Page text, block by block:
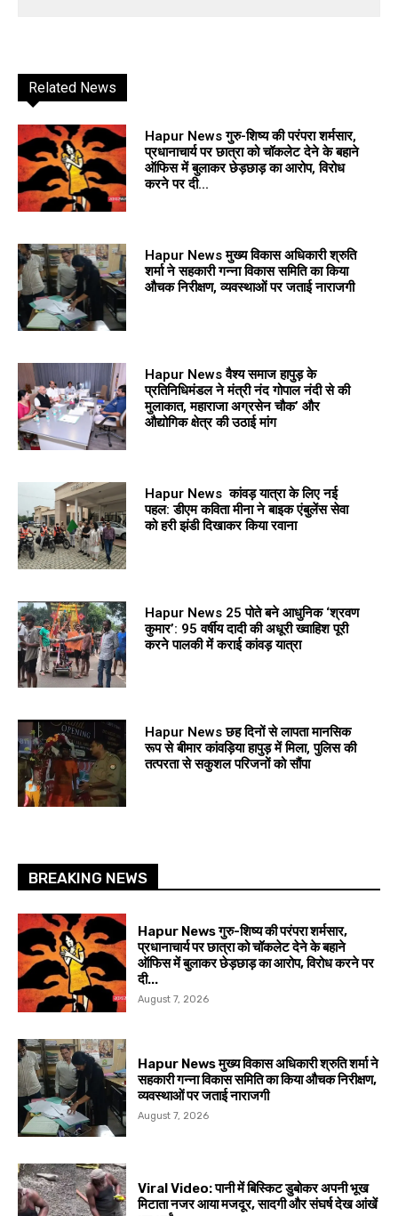
Related News
Hapur News गुरु-शिष्य की परंपरा शर्मसार,
प्रधानाचार्य पर छात्रा को चॉकलेट देने के बहाने
ऑफिस में बुलाकर छेड़छाड़ का आरोप, विरोध
करने पर दी...
Hapur News मुख्य विकास अधिकारी श्रुति
शर्मा ने सहकारी गन्ना विकास समिति का किया
औचक निरीक्षण, व्यवस्थाओं पर जताई नाराजगी
Hapur News वैश्य समाज हापुड़ के
प्रतिनिधिमंडल ने मंत्री नंद गोपाल नंदी से की
मुलाकात, महाराजा अग्रसेन चौक’ और
औद्योगिक क्षेत्र की उठाई मांग
Hapur News कांवड़ यात्रा के लिए नई
पहल: डीएम कविता मीना ने बाइक एंबुलेंस सेवा
को हरी झंडी दिखाकर किया रवाना
Hapur News 25 पोते बने आधुनिक ‘श्रवण
कुमार’: 95 वर्षीय दादी की अधूरी ख्वाहिश पूरी
करने पालकी में कराई कांवड़ यात्रा
Hapur News छह दिनों से लापता मानसिक
रूप से बीमार कांवड़िया हापुड़ में मिला, पुलिस की
तत्परता से सकुशल परिजनों को सौंपा
BREAKING NEWS
Hapur News गुरु-शिष्य की परंपरा शर्मसार,
प्रधानाचार्य पर छात्रा को चॉकलेट देने के बहाने
ऑफिस में बुलाकर छेड़छाड़ का आरोप, विरोध करने पर
दी...
August 7, 2026
Hapur News मुख्य विकास अधिकारी श्रुति शर्मा ने
सहकारी गन्ना विकास समिति का किया औचक निरीक्षण,
व्यवस्थाओं पर जताई नाराजगी
August 7, 2026
Viral Video: पानी में बिस्किट डुबोकर अपनी भूख
मिटाता नजर आया मजदूर, सादगी और संघर्ष देख आंखें